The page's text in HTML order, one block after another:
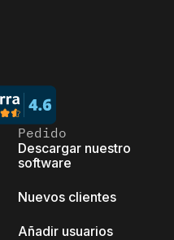
Pedido
Descargar nuestro
software
Nuevos clientes
Añadir usuarios